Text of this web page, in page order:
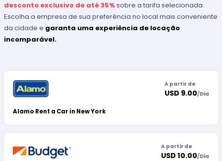
desconto exclusivo de até 35%sobre a tarifa selecionada.
Escolha a empresa de sua preferência no local mais conveniente
da cidade e garanta uma experiência de locação
incomparável.
Alamo Rent a Car in New York
A partir de
USD 9.00/Dia
A partir de
USD 10.00/Dia